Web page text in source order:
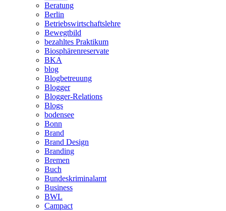
Beratung
Berlin
Betriebswirtschaftslehre
Bewegtbild
bezahltes Praktikum
Biosphärenreservate
BKA
blog
Blogbetreuung
Blogger
Blogger-Relations
Blogs
bodensee
Bonn
Brand
Brand Design
Branding
Bremen
Buch
Bundeskriminalamt
Business
BWL
Campact